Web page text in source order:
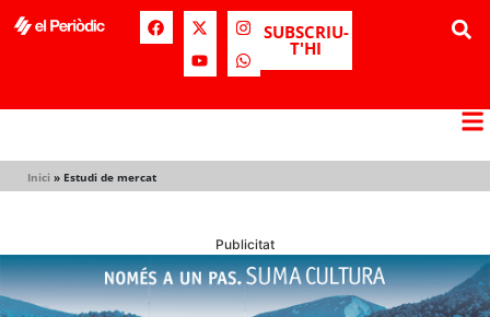
SUBSCRIU-
T'HI
Inici » Estudi de mercat
Publicitat